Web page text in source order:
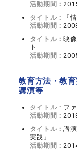
活動期間：
タイトル：
『
活動期間：
タイトル：映
ト
活動期間：
教育方法・教
講演等
タイトル： フ
活動期間：
タイトル：講
実践」
活動期間：